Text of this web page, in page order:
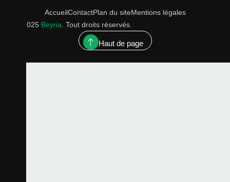
© 2025 Beyria . Tout droits réservés.
AccueilContactPlan du siteMentions légales
Haut de page